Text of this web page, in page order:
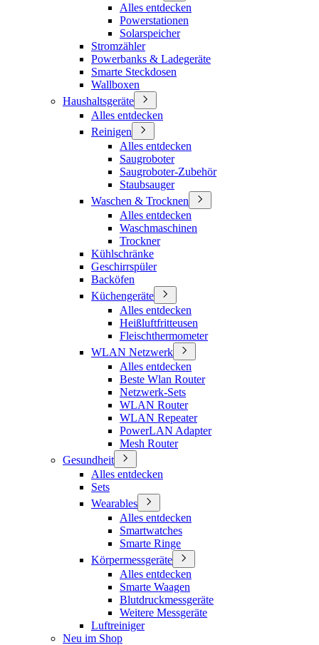
Alles entdecken
Powerstationen
Solarspeicher
Stromzähler
Powerbanks & Ladegeräte
Smarte Steckdosen
Wallboxen
Haushaltsgeräte
Alles entdecken
Reinigen
Alles entdecken
Saugroboter
Saugroboter-Zubehör
Staubsauger
Waschen & Trocknen
Alles entdecken
Waschmaschinen
Trockner
Kühlschränke
Geschirrspüler
Backöfen
Küchengeräte
Alles entdecken
Heißluftfritteusen
Fleischthermometer
WLAN Netzwerk
Alles entdecken
Beste Wlan Router
Netzwerk-Sets
WLAN Router
WLAN Repeater
PowerLAN Adapter
Mesh Router
Gesundheit
Alles entdecken
Sets
Wearables
Alles entdecken
Smartwatches
Smarte Ringe
Körpermessgeräte
Alles entdecken
Smarte Waagen
Blutdruckmessgeräte
Weitere Messgeräte
Luftreiniger
Neu im Shop